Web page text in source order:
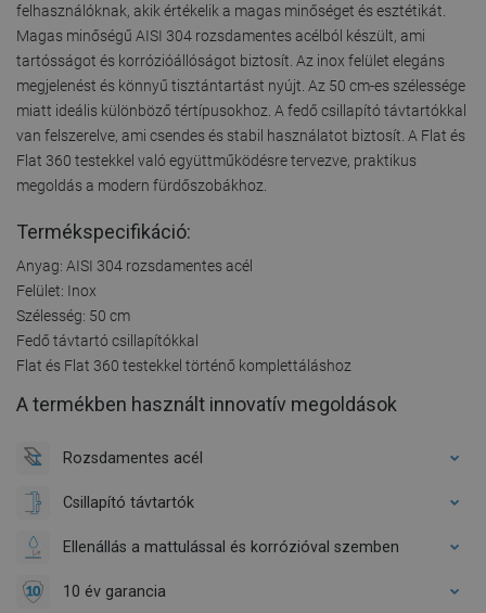
felhasználóknak, akik értékelik a magas minőséget és esztétikát.
Magas minőségű AISI 304 rozsdamentes acélból készült, ami
tartósságot és korrózióállóságot biztosít. Az inox felület elegáns
megjelenést és könnyű tisztántartást nyújt. Az 50 cm-es szélessége
miatt ideális különböző tértípusokhoz. A fedő csillapító távtartókkal
van felszerelve, ami csendes és stabil használatot biztosít. A Flat és
Flat 360 testekkel való együttműködésre tervezve, praktikus
megoldás a modern fürdőszobákhoz.
Termékspecifikáció:
Anyag: AISI 304 rozsdamentes acél
Felület: Inox
Szélesség: 50 cm
Fedő távtartó csillapítókkal
Flat és Flat 360 testekkel történő komplettáláshoz
A termékben használt innovatív megoldások
Rozsdamentes acél
Csillapító távtartók
Ellenállás a mattulással és korrózióval szemben
10 év garancia